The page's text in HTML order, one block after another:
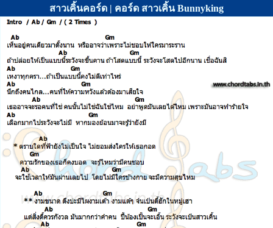
สาวเคิ้นคอร์ด | คอร์ด สาวเคิ้น Bunnyking